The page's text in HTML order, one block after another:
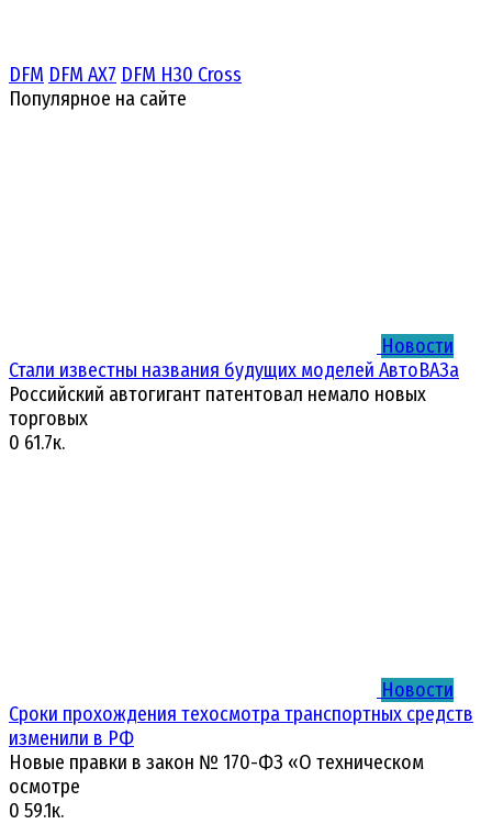
DFM DFM AX7 DFM H30 Cross
Популярное на сайте
Новости
Стали известны названия будущих моделей АвтоВАЗа
Российский автогигант патентовал немало новых
торговых
0 61.7к.
Новости
Сроки прохождения техосмотра транспортных средств
изменили в РФ
Новые правки в закон № 170-ФЗ «О техническом
осмотре
0 59.1к.